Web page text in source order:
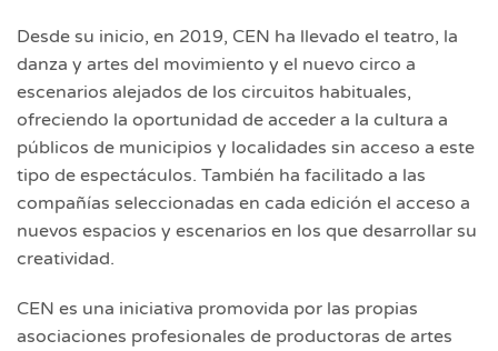
Desde su inicio, en 2019, CEN ha llevado el teatro, la
danza y artes del movimiento y el nuevo circo a
escenarios alejados de los circuitos habituales,
ofreciendo la oportunidad de acceder a la cultura a
públicos de municipios y localidades sin acceso a este
tipo de espectáculos. También ha facilitado a las
compañías seleccionadas en cada edición el acceso a
nuevos espacios y escenarios en los que desarrollar su
creatividad.
CEN es una iniciativa promovida por las propias
asociaciones profesionales de productoras de artes